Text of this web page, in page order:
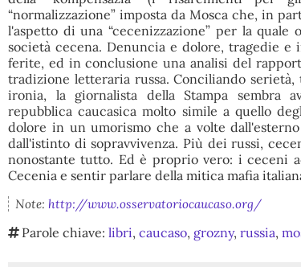
“normalizzazione” imposta da Mosca che, in
l'aspetto di una “cecenizzazione” per la
società cecena. Denuncia e dolore, tragedie
ferite, ed in conclusione una analisi del
tradizione letteraria russa. Conciliando
ironia, la giornalista della Stampa sembra
repubblica caucasica molto simile a quello
dolore in un umorismo che a volte
dall'istinto di sopravvivenza. Più dei russi,
nonostante tutto. Ed è proprio vero: i ceceni
Cecenia e sentir parlare della mitica mafia
Note: http://www.osservatoriocaucaso.org/
Parole chiave:libri,caucaso, grozny,russia,